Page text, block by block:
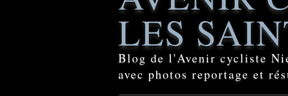
LES
Blog de l'Avenir cycliste
avec photos reportage et